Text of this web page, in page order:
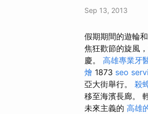
Sep 13, 2013
假期期間的遊輪
焦狂歡節的旋風
慶。 高雄專業牙
燴 1873 seo
亞大街舉行。 殺
移至海濱長廊。
未來主義的 高雄